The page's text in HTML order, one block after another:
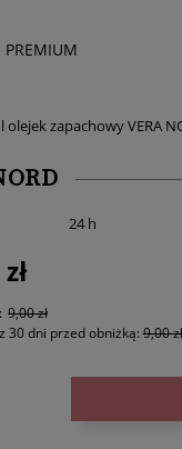
PREMIUM
zapachowy VERA
24 h
9,00 zł
30 dni przed obniżką:9,00 zł